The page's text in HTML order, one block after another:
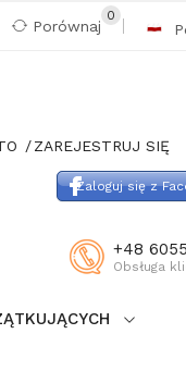
Porównaj
0
ZAREJESTRUJ SIĘ
+48
Obsługa
Zaloguj się z